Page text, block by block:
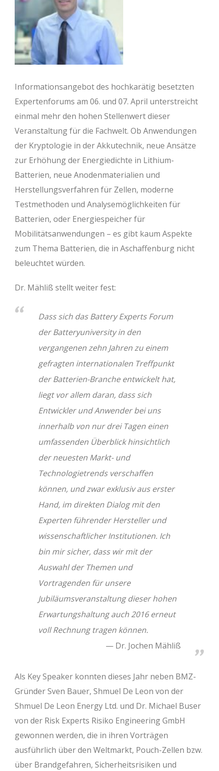
Informationsangebot des hochkarätig besetzten
Expertenforums am 06. und 07. April unterstreicht
einmal mehr den hohen Stellenwert dieser
Veranstaltung für die Fachwelt. Ob Anwendungen
der Kryptologie in der Akkutechnik, neue Ansätze
zur Erhöhung der Energiedichte in Lithium-
Batterien, neue Anodenmaterialien und
Herstellungsverfahren für Zellen, moderne
Testmethoden und Analysemöglichkeiten für
Batterien, oder Energiespeicher für
Mobilitätsanwendungen – es gibt kaum Aspekte
zum Thema Batterien, die in Aschaffenburg nicht
beleuchtet würden.
Dr. Mähliß stellt weiter fest:
Dass sich das Battery Experts Forum
der Batteryuniversity in den
vergangenen zehn Jahren zu einem
gefragten internationalen Treffpunkt
der Batterien-Branche entwickelt hat,
liegt vor allem daran, dass sich
Entwickler und Anwender bei uns
innerhalb von nur drei Tagen einen
umfassenden Überblick hinsichtlich
der neuesten Markt- und
Technologietrends verschaffen
können, und zwar exklusiv aus erster
Hand, im direkten Dialog mit den
Experten führender Hersteller und
wissenschaftlicher Institutionen. Ich
bin mir sicher, dass wir mit der
Auswahl der Themen und
Vortragenden für unsere
Jubiläumsveranstaltung dieser hohen
Erwartungshaltung auch 2016 erneut
voll Rechnung tragen können.
Dr. Jochen Mähliß
Als Key Speaker konnten dieses Jahr neben BMZ-
Gründer Sven Bauer, Shmuel De Leon von der
Shmuel De Leon Energy Ltd. und Dr. Michael Buser
von der Risk Experts Risiko Engineering GmbH
gewonnen werden, die in ihren Vorträgen
ausführlich über den Weltmarkt, Pouch-Zellen bzw.
über Brandgefahren, Sicherheitsrisiken und